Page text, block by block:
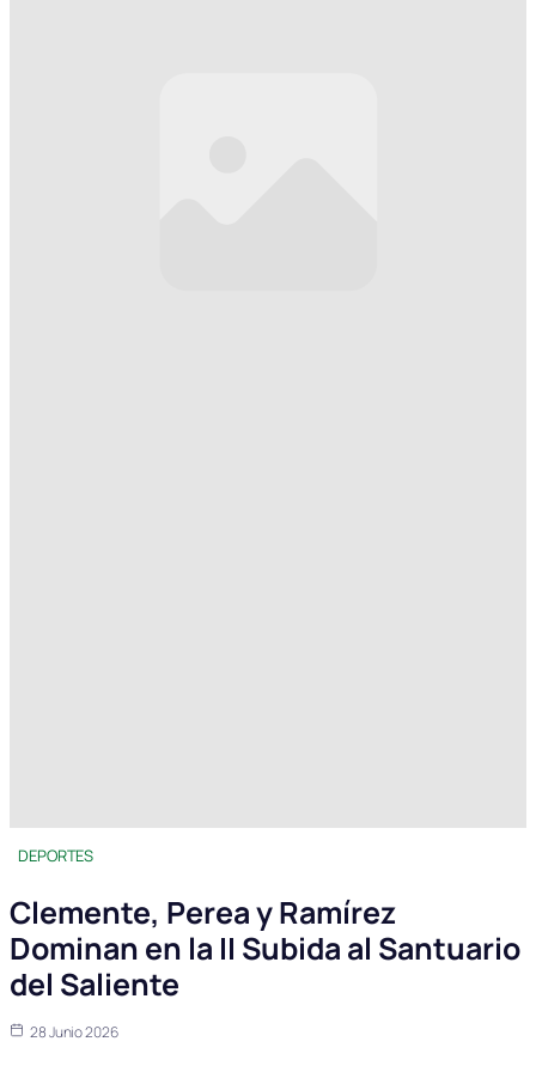
DEPORTES
Clemente, Perea y Ramírez
Dominan en la II Subida al Santuario
del Saliente
28 Junio 2026